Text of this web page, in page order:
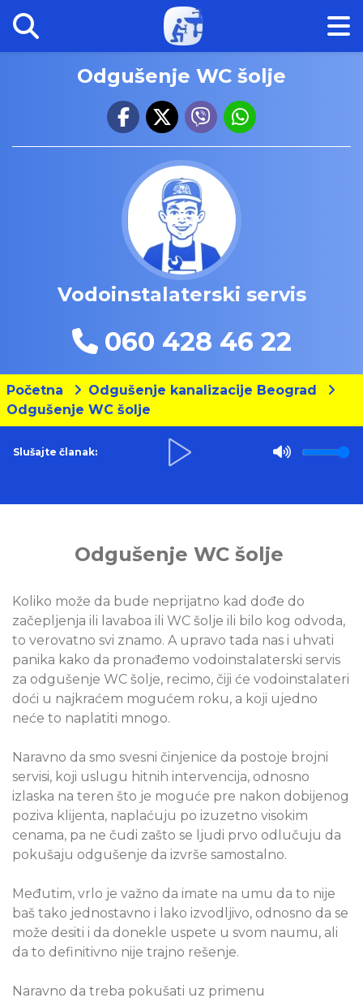
Odgušenje WC šolje
Vodoinstalaterski servis
060 428 46 22
Početna
Odgušenje kanalizacije Beograd
Odgušenje WC šolje
Slušajte članak:
Odgušenje WC šolje
Koliko može da bude neprijatno kad dođe do
začepljenja ili lavaboa ili WC šolje ili bilo kog odvoda,
to verovatno svi znamo. A upravo tada nas i uhvati
panika kako da pronađemo vodoinstalaterski servis
za odgušenje WC šolje, recimo, čiji će vodoinstalateri
doći u najkraćem mogućem roku, a koji ujedno
neće to naplatiti mnogo.
Naravno da smo svesni činjenice da postoje brojni
servisi, koji uslugu hitnih intervencija, odnosno
izlaska na teren što je moguće pre nakon dobijenog
poziva klijenta, naplaćuju po izuzetno visokim
cenama, pa ne čudi zašto se ljudi prvo odlučuju da
pokušaju odgušenje da izvrše samostalno.
Međutim, vrlo je važno da imate na umu da to nije
baš tako jednostavno i lako izvodljivo, odnosno da se
može desiti i da donekle uspete u svom naumu, ali
da to definitivno nije trajno rešenje.
Naravno da treba pokušati uz primenu